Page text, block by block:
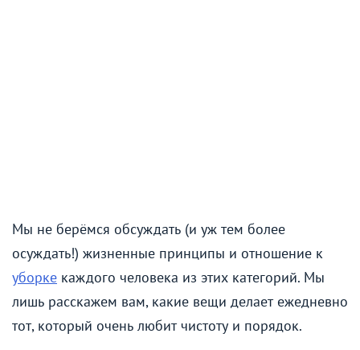
Мы не берёмся обсуждать (и уж тем более
осуждать!) жизненные принципы и отношение к
уборке каждого человека из этих категорий. Мы
лишь расскажем вам, какие вещи делает ежедневно
тот, который очень любит чистоту и порядок.